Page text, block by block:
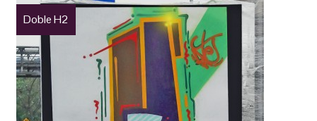
Doble H2